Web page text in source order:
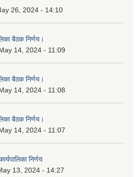
26, 2024 - 14:10
बैठक निर्णय।
14, 2024 - 11:09
बैठक निर्णय।
14, 2024 - 11:08
बैठक निर्णय।
14, 2024 - 11:07
निर्णय
13, 2024 - 14:27